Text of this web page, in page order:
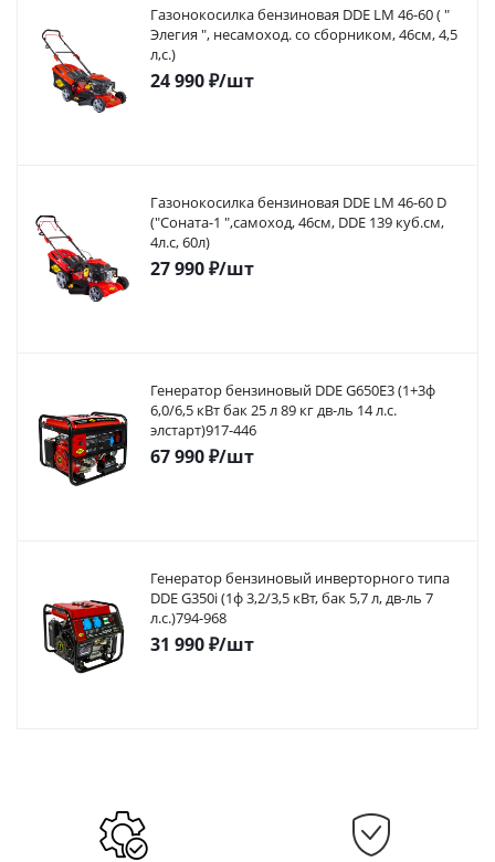
Газонокосилка бензиновая DDE LM 46-60 ( "
Элегия ", несамоход. со сборником, 46см, 4,5
л,с.)
24 990₽/шт
Газонокосилка бензиновая DDE LM 46-60 D
("Соната-1 ",самоход, 46cм, DDE 139 куб.см,
4л.с, 60л)
27 990₽/шт
Генератор бензиновый DDE G650E3 (1+3ф
6,0/6,5 кВт бак 25 л 89 кг дв-ль 14 л.с.
элстарт)917-446
67 990₽/шт
Генератор бензиновый инверторного типа
DDE G350i (1ф 3,2/3,5 кВт, бак 5,7 л, дв-ль 7
л.с.)794-968
31 990₽/шт